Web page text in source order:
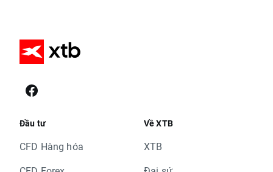
Đầu tư
CFD Hàng hóa
Về XTB
XTB